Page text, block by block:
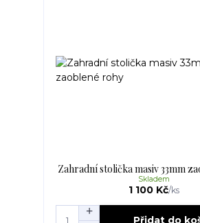
Zahradní stolička masiv 33mm
1 100 Kč/ks
Skladem
Přidat do